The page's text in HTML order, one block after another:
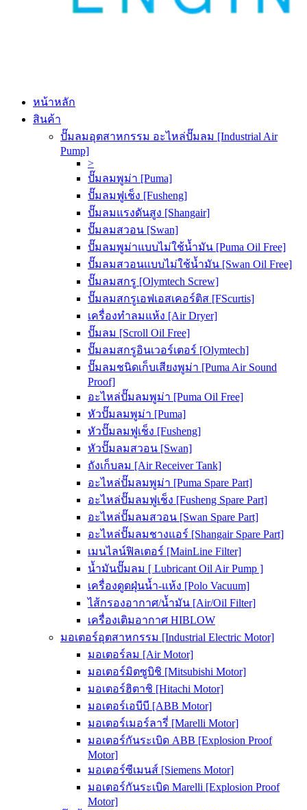
หน้าหลัก
สินค้า
ปั๊มลมอุตสาหกรรม อะไหล่ปั๊มลม [Industrial Air
Pump]
>
ปั๊มลมพูม่า [Puma]
ปั๊มลมฟูเช็ง [Fusheng]
ปั๊มลมแรงดันสูง [Shangair]
ปั๊มลมสวอน [Swan]
ปั๊มลมพูม่าแบบไม่ใช้น้ำมัน [Puma Oil Free]
ปั๊มลมสวอนแบบไม่ใช้น้ำมัน [Swan Oil Free]
ปั๊มลมสกรู [Olymtech Screw]
ปั๊มลมสกรูเอฟเอสเคอร์ติส [FScurtis]
เครื่องทำลมแห้ง [Air Dryer]
ปั๊มลม [Scroll Oil Free]
ปั๊มลมสกรูอินเวอร์เตอร์ [Olymtech]
ปั๊มลมชนิดเก็บเสียงพูม่า [Puma Air Sound
Proof]
อะไหล่ปั๊มลมพูม่า [Puma Oil Free]
หัวปั๊มลมพูม่า [Puma]
หัวปั๊มลมฟูเช็ง [Fusheng]
หัวปั๊มลมสวอน [Swan]
ถังเก็บลม [Air Receiver Tank]
อะไหล่ปั๊มลมพูม่า [Puma Spare Part]
อะไหล่ปั๊มลมฟูเช็ง [Fusheng Spare Part]
อะไหล่ปั๊มลมสวอน [Swan Spare Part]
อะไหล่ปั๊มลมชางแอร์ [Shangair Spare Part]
เมนไลน์ฟิลเตอร์ [MainLine Filter]
น้ำมันปั๊มลม [ Lubricant Oil Air Pump ]
เครื่องดูดฝุ่นน้ำ-แห้ง [Polo Vacuum]
ไส้กรองอากาศ/น้ำมัน [Air/Oil Filter]
เครื่องเติมอากาศ HIBLOW
มอเตอร์อุตสาหกรรม [Industrial Electric Motor]
มอเตอร์ลม [Air Motor]
มอเตอร์มิตซูบิชิ [Mitsubishi Motor]
มอเตอร์ฮิตาชิ [Hitachi Motor]
มอเตอร์เอบีบี [ABB Motor]
มอเตอร์เมอร์ลารี่ [Marelli Motor]
มอเตอร์กันระเบิด ABB [Explosion Proof
Motor]
มอเตอร์ซีเมนส์ [Siemens Motor]
มอเตอร์กันระเบิด Marelli [Explosion Proof
Motor]